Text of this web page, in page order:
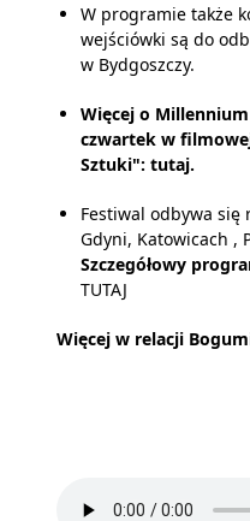
W programie także
wejściówki są do
w Bydgoszczy.
Więcej o
czwartek w
Sztuki": tutaj.
Festiwal odbywa się
Gdyni, Katowicach ,
Szczegółowy
TUTAJ
Więcej w relacji